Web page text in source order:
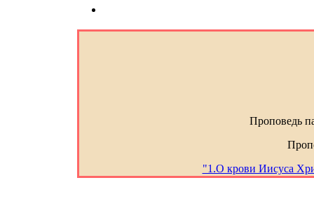
Проповедь
"1.О крови Иисуса